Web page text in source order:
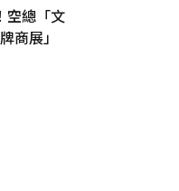
空總「文
商展」